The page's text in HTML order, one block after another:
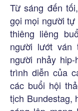
Từ sáng đến
gọi mọi người
thiêng liêng
người lướt ván
người nhảy
trình diễn của
các buổi hội
tịch Bundestag,